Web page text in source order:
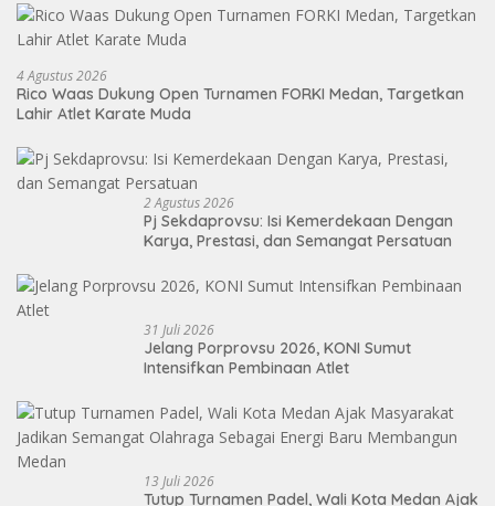
4 Agustus 2026
Rico Waas Dukung Open Turnamen FORKI Medan, Targetkan
Lahir Atlet Karate Muda
2 Agustus 2026
Pj Sekdaprovsu: Isi Kemerdekaan Dengan
Karya, Prestasi, dan Semangat Persatuan
31 Juli 2026
Jelang Porprovsu 2026, KONI Sumut
Intensifkan Pembinaan Atlet
13 Juli 2026
Tutup Turnamen Padel, Wali Kota Medan Ajak